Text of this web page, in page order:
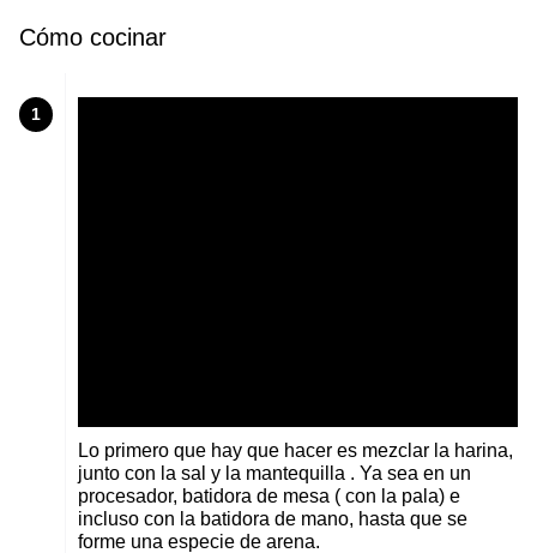
Cómo cocinar
1
Lo primero que hay que hacer es mezclar la harina,
junto con la sal y la mantequilla . Ya sea en un
procesador, batidora de mesa ( con la pala) e
incluso con la batidora de mano, hasta que se
forme una especie de arena.